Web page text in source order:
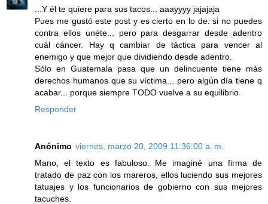
...Y él te quiere para sus tacos... aaayyyy jajajaja
Pues me gustó este post y es cierto en lo de: si no puedes
contra ellos unéte... pero para desgarrar desde adentro
cuál cáncer. Hay q cambiar de táctica para vencer al
enemigo y que mejor que dividiendo desde adentro.
Sólo en Guatemala pasa que un delincuente tiene más
derechos humanos que su víctima... pero algún día tiene q
acabar... porque siempre TODO vuelve a su equilibrio.
Responder
Anónimo viernes, marzo 20, 2009 11:36:00 a. m.
Mano, el texto es fabuloso. Me imaginé una firma de
tratado de paz con los mareros, ellos luciendo sus mejores
tatuajes y los funcionarios de gobierno con sus mejores
tacuches.